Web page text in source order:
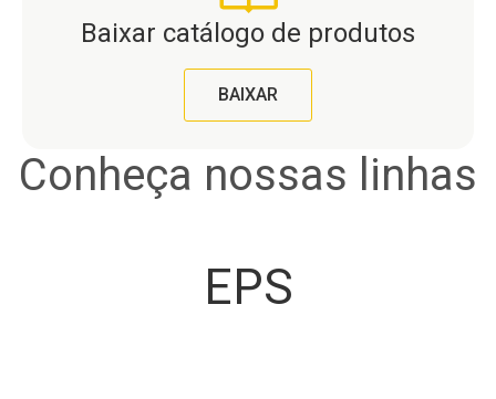
Baixar catálogo de produtos
BAIXAR
Conheça nossas linhas
EPS